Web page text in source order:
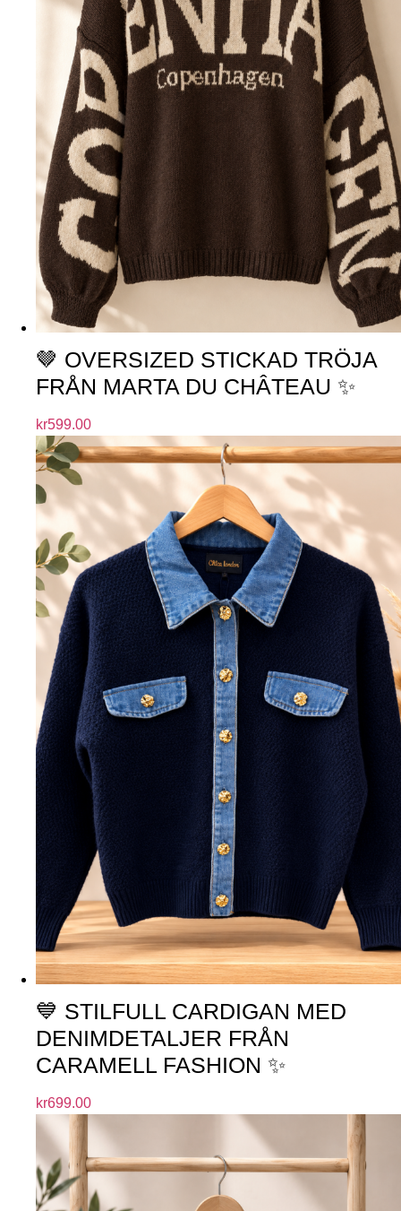
🤎 OVERSIZED STICKAD TRÖJA
FRÅN MARTA DU CHÂTEAU ✨
kr599.00
💙 STILFULL CARDIGAN MED
DENIMDETALJER FRÅN
CARAMELL FASHION ✨
kr699.00